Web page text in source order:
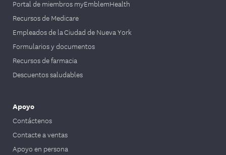
Portal de miembros myEmblemHealth
Recursos de Medicare
Empleados de la Ciudad de Nueva York
Formularios y documentos
Recursos de farmacia
Descuentos saludables
Apoyo
Contáctenos
Contacte a ventas
Apoyo en persona